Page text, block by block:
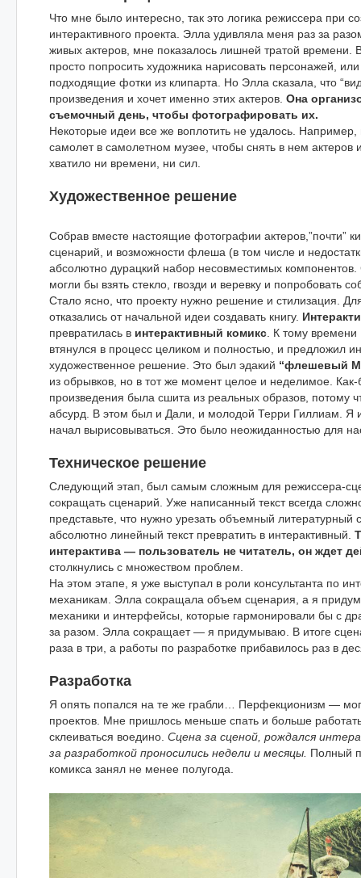
Что мне было интересно, так это логика режиссера при
интерактивного проекта. Элла удивляла меня раз за
живых актеров, мне показалось лишней тратой времени.
просто попросить художника нарисовать персонажей,
подходящие фотки из клипарта. Но Элла сказала, что
произведения и хочет именно этих актеров. Она
съемочный день, чтобы фотографировать их.
Некоторые идеи все же воплотить не удалось.
самолет в самолетном музее, чтобы снять в нем актеров
хватило ни времени, ни сил.
Художественное решение
Собрав вместе настоящие фотографии актеров,”почти”
сценарий, и возможности флеша (в том числе и
абсолютно дурацкий набор несовместимых
могли бы взять стекло, гвозди и веревку и попробовать
Стало ясно, что проекту нужно решение и стилизация.
отказались от начальной идеи создавать книгу.
превратилась в интерактивный комикс . К тому
втянулся в процесс целиком и полностью, и предложил
художественное решение. Это был эдакий “флешевый
из обрывков, но в тот же момент целое и неделимое. Как-
произведения была сшита из реальных образов, потому
абсурд. В этом был и Дали, и молодой Терри Гиллиам. Я
начал вырисовываться. Это было неожиданностью для
Техническое решение
Следующий этап, был самым сложным для режиссера-
сокращать сценарий. Уже написанный текст всегда
представьте, что нужно урезать объемный литературный
абсолютно линейный текст превратить в интерактивный.
интерактива — пользователь не читатель, он ждет
столкнулись с множеством проблем.
На этом этапе, я уже выступал в роли консультанта по
механикам. Элла сокращала объем сценария, а я
механики и интерфейсы, которые гармонировали бы с
за разом. Элла сокращает — я придумываю. В итоге
раза в три, а работы по разработке прибавилось раз в
Разработка
Я опять попался на те же грабли… Перфекционизм —
проектов. Мне пришлось меньше спать и больше
склеиваться воедино. Сцена за сценой, рождался
за разработкой проносились недели и месяцы. Полный
комикса занял не менее полугода.